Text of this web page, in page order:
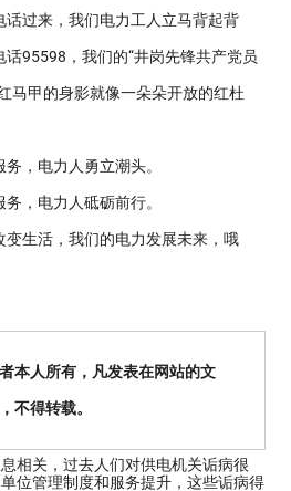
过来，我们电力工人立马背起背
95598，我们的“井岗先锋共产党员
马甲的身影就像一朵朵开放的红杜
，电力人勇立潮头。
，电力人砥砺前行。
生活，我们的电力发展未来，哦
本人所有，凡发表在网站的文
不得转载。
相关，过去人们对供电机关诟病很
位管理制度和服务提升，这些诟病得